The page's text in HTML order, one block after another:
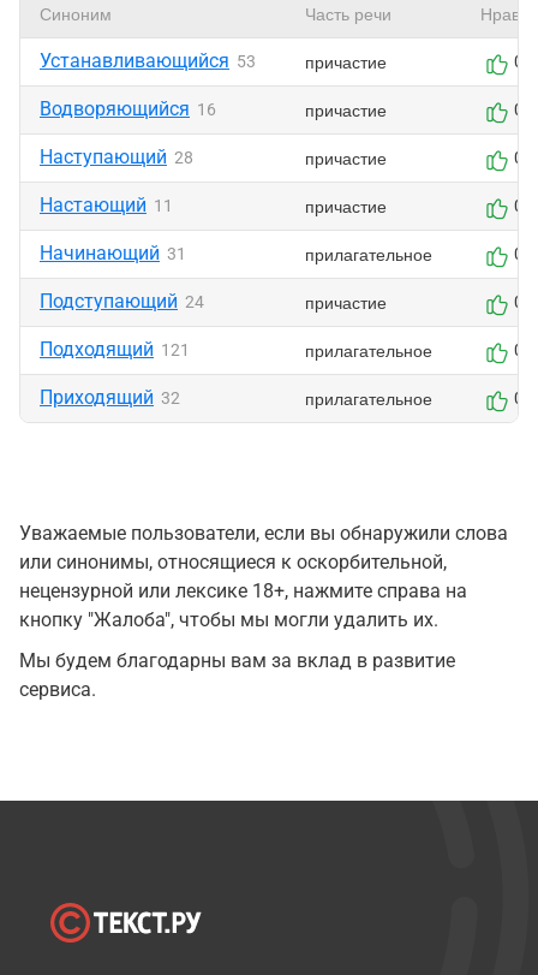
Синоним Часть речи
Устанавливающийся 53 причастие 0
Водворяющийся 16 причастие 0
Наступающий 28 причастие 0
Настающий 11 причастие 0
Начинающий 31 прилагательное 0
Подступающий 24 причастие 0
Подходящий 121 прилагательное 0
Приходящий 32 прилагательное 0
Уважаемые пользователи, если вы обнаружили слова
или синонимы, относящиеся к оскорбительной,
нецензурной или лексике 18+, нажмите справа на
кнопку "Жалоба", чтобы мы могли удалить их.
Мы будем благодарны вам за вклад в развитие
сервиса.